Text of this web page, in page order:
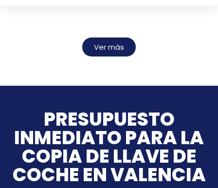
Ver más
PRESUPUESTO
INMEDIATO PARA LA
COPIA DE LLAVE DE
COCHE EN VALENCIA